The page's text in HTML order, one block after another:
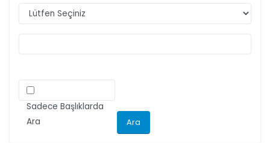
ilgili kriteri göz önünde bulundurarak
Sadece Başlıklarda
Ara